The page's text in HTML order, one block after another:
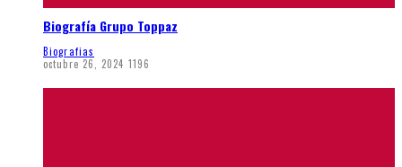
Biografía Grupo Toppaz
Biografias
octubre 26, 2024 1196